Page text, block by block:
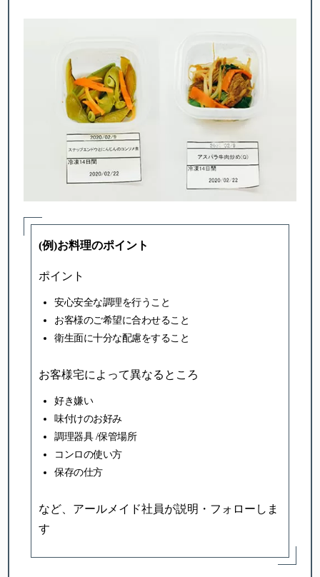
(例)お料理のポイント
ポイント
安心安全な調理を行うこと
お客様のご希望に合わせること
衛生面に十分な配慮をすること
お客様宅によって異なるところ
好き嫌い
味付けのお好み
調理器具 /保管場所
コンロの使い方
保存の仕方
など、アールメイド社員が説明・フォローしま
す